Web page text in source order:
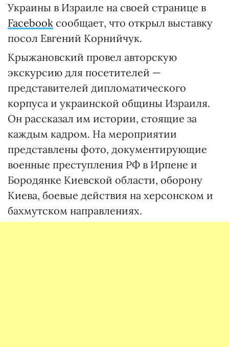
Украины в Израиле на своей странице в
Facebook сообщает, что открыл выставку
посол Евгений Корнийчук.
Крыжановский провел авторскую
экскурсию для посетителей —
представителей дипломатического
корпуса и украинской общины Израиля.
Он рассказал им истории, стоящие за
каждым кадром. На мероприятии
представлены фото, документирующие
военные преступления РФ в Ирпене и
Бородянке Киевской области, оборону
Киева, боевые действия на херсонском и
бахмутском направлениях.